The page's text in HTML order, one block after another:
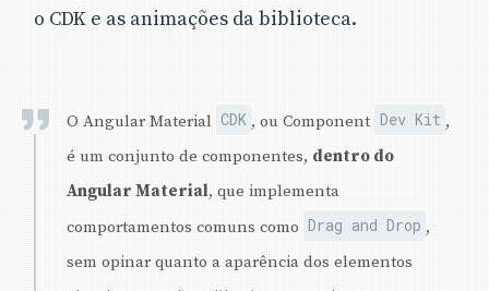
o CDK e as animações da biblioteca.
O Angular Material CDK , ou Component Dev Kit ,
é um conjunto de componentes, dentro do
Angular Material, que implementa
comportamentos comuns como Drag and Drop ,
sem opinar quanto a aparência dos elementos